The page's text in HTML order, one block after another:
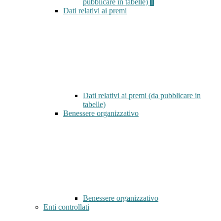
pubblicare in tabelle)
Dati relativi ai premi
Dati relativi ai premi (da pubblicare in
tabelle)
Benessere organizzativo
Benessere organizzativo
Enti controllati